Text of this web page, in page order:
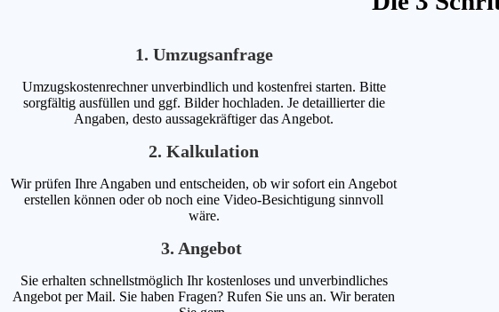
1. Umzugsanfrage
Umzugskostenrechner unverbindlich und kostenfrei starten. Bitte
sorgfältig ausfüllen und ggf. Bilder hochladen. Je detaillierter die
Angaben, desto aussagekräftiger das Angebot.
2. Kalkulation
Wir prüfen Ihre Angaben und entscheiden, ob wir sofort ein Angebot
erstellen können oder ob noch eine Video-Besichtigung sinnvoll
wäre.
3. Angebot
Sie erhalten schnellstmöglich Ihr kostenloses und unverbindliches
Angebot per Mail. Sie haben Fragen? Rufen Sie uns an. Wir beraten